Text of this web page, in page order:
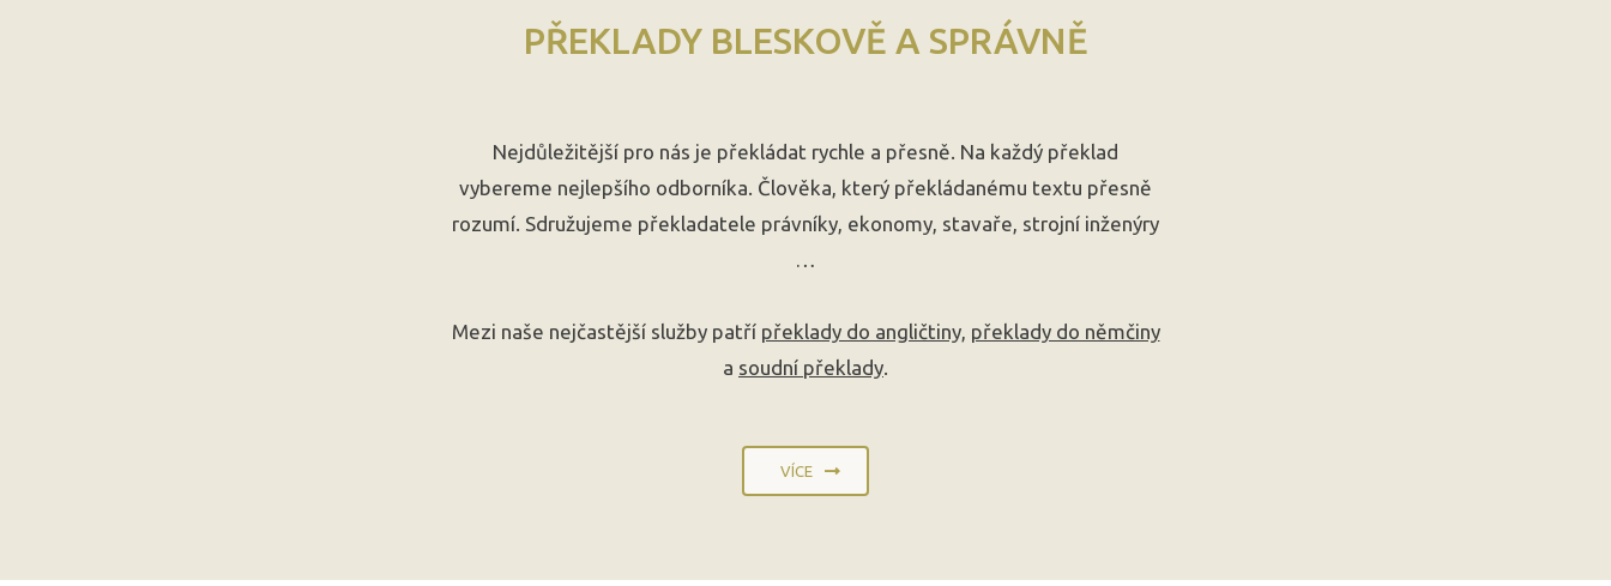
PŘEKLADY BLESKOVĚ A SPRÁVNĚ
Nejdůležitější pro nás je překládat rychle a přesně. Na každý překlad
vybereme nejlepšího odborníka. Člověka, který překládanému textu přesně
rozumí. Sdružujeme překladatele právníky, ekonomy, stavaře, strojní inženýry
…
Mezi naše nejčastější služby patří překlady do angličtiny, překlady do němčiny
a soudní překlady.
VÍCE